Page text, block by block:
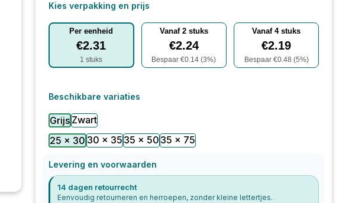
Kies verpakking en prijs
Per eenheid
€2.31
1 stuks
Vanaf 2stuks
€2.24
Bespaar €0.14 (3%)
Vanaf4stuks
€2.19
Bespaar €0.48 (5%)
Beschikbare variaties
Grijs Zwart
25 x 30 30 x 35 35 x 50 35 x 75
Levering en voorwaarden
14 dagen retourrecht
Eenvoudig retourneren en herroepen, zonder kleine lettertjes.